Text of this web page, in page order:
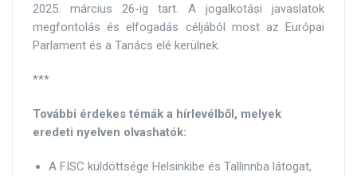
2025. március 26-ig tart. A jogalkotási javaslatok
megfontolás és elfogadás céljából most az Európai
Parlament és a Tanács elé kerülnek.
***
További érdekes témák a hírlevélből, melyek
eredeti nyelven olvashatók:
A FISC küldöttsége Helsinkibe és Tallinnba látogat,